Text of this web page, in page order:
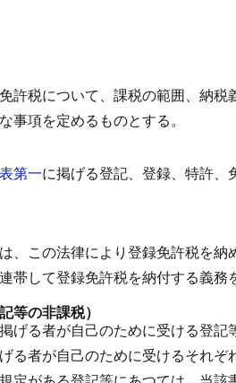
許税について、課税の範囲、納
事項を定めるものとする。
第一に掲げる登記、登録、特許
、この法律により登録免許税を納
帯して登録免許税を納付する義務
等の非課税）
げる者が自己のために受ける登記
る者が自己のために受けるそれ